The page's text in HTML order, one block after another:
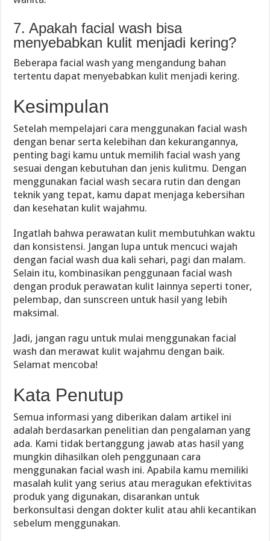
7. Apakah facial wash bisa
menyebabkan kulit menjadi kering?
Beberapa facial wash yang mengandung bahan
tertentu dapat menyebabkan kulit menjadi kering.
Kesimpulan
Setelah mempelajari cara menggunakan facial wash
dengan benar serta kelebihan dan kekurangannya,
penting bagi kamu untuk memilih facial wash yang
sesuai dengan kebutuhan dan jenis kulitmu. Dengan
menggunakan facial wash secara rutin dan dengan
teknik yang tepat, kamu dapat menjaga kebersihan
dan kesehatan kulit wajahmu.
Ingatlah bahwa perawatan kulit membutuhkan waktu
dan konsistensi. Jangan lupa untuk mencuci wajah
dengan facial wash dua kali sehari, pagi dan malam.
Selain itu, kombinasikan penggunaan facial wash
dengan produk perawatan kulit lainnya seperti toner,
pelembap, dan sunscreen untuk hasil yang lebih
maksimal.
Jadi, jangan ragu untuk mulai menggunakan facial
wash dan merawat kulit wajahmu dengan baik.
Selamat mencoba!
Kata Penutup
Semua informasi yang diberikan dalam artikel ini
adalah berdasarkan penelitian dan pengalaman yang
ada. Kami tidak bertanggung jawab atas hasil yang
mungkin dihasilkan oleh penggunaan cara
menggunakan facial wash ini. Apabila kamu memiliki
masalah kulit yang serius atau meragukan efektivitas
produk yang digunakan, disarankan untuk
berkonsultasi dengan dokter kulit atau ahli kecantikan
sebelum menggunakan.